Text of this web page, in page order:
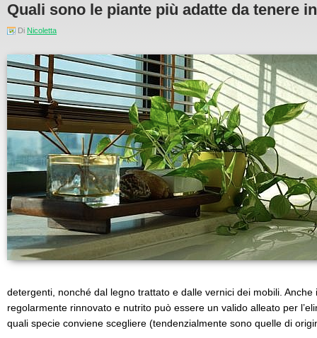
Quali sono le piante più adatte da tenere
Di Nicoletta
detergenti, nonché dal legno trattato e dalle vernici dei mobili.
regolarmente rinnovato e nutrito può essere un valido alleato per
quali specie conviene scegliere (tendenzialmente sono quelle di